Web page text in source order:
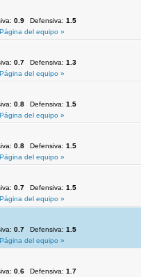
0.9 Defensiva: 1.5
Página del equipo »
0.7 Defensiva: 1.3
Página del equipo »
0.8 Defensiva: 1.5
Página del equipo »
0.8 Defensiva: 1.5
Página del equipo »
0.7 Defensiva: 1.5
Página del equipo »
0.7 Defensiva: 1.5
Página del equipo »
0.6 Defensiva: 1.7